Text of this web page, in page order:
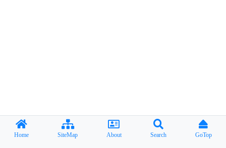
Home SiteMap About Search GoTop